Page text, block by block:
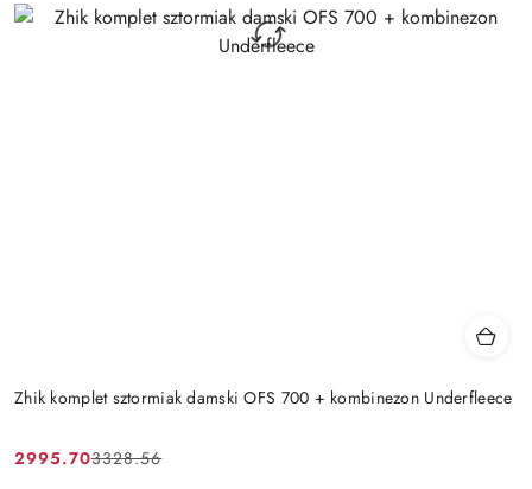
Zhik komplet sztormiak damski OFS 700 + kombinezon Underfleece
Cena
2995.70
Cena
3328.56